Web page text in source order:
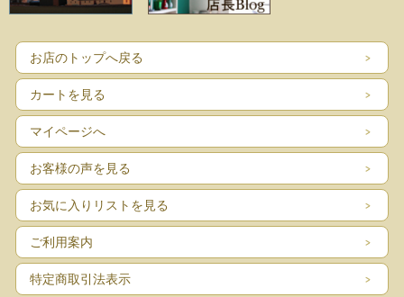
お店のトップへ戻る
カートを見る
マイページへ
お客様の声を見る
お気に入りリストを見る
ご利用案内
特定商取引法表示